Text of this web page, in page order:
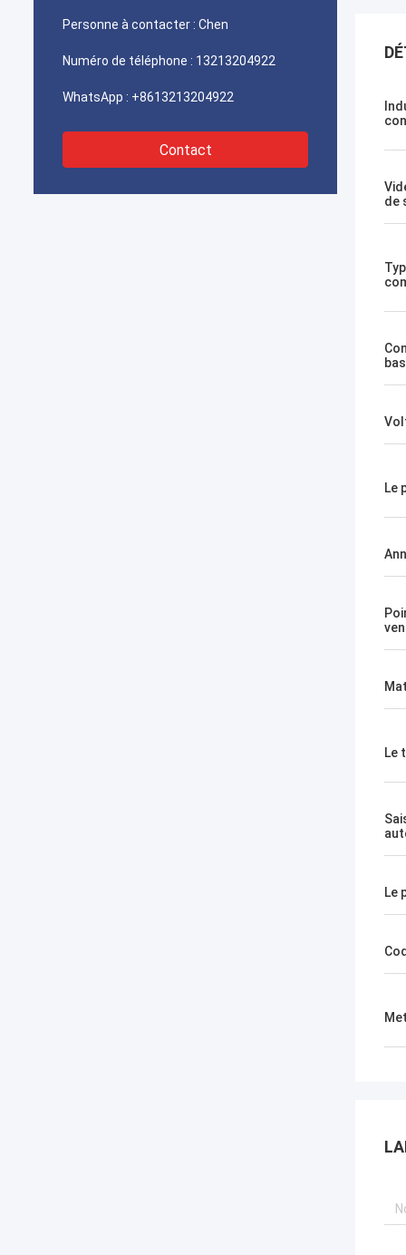
Personne à contacter : Chen
Numéro de téléphone : 13213204922
WhatsApp : +8613213204922
Contact
de
Le
Le
Le